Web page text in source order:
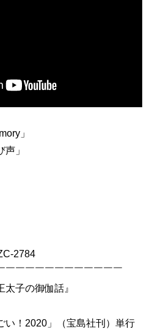
」
」
2784
￣￣￣￣￣￣￣￣￣￣￣￣
太子の御伽話』
い！2020」（宝島社刊）単行